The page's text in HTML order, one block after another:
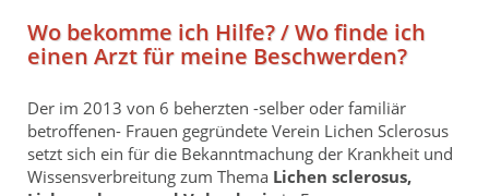
Wo bekomme ich Hilfe? / Wo finde ich
einen Arzt für meine Beschwerden?
Der im 2013 von 6 beherzten -selber oder familiär
betroffenen- Frauen gegründete Verein Lichen Sclerosus
setzt sich ein für die Bekanntmachung der Krankheit und
Wissensverbreitung zum Thema Lichen sclerosus,